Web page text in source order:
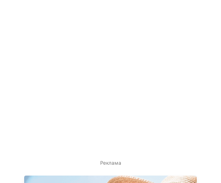
Реклама